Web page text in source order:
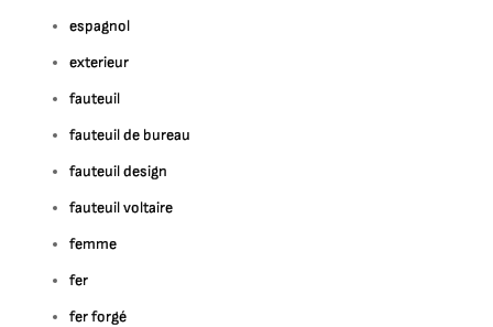
espagnol
exterieur
fauteuil
fauteuil de bureau
fauteuil design
fauteuil voltaire
femme
fer
fer forgé